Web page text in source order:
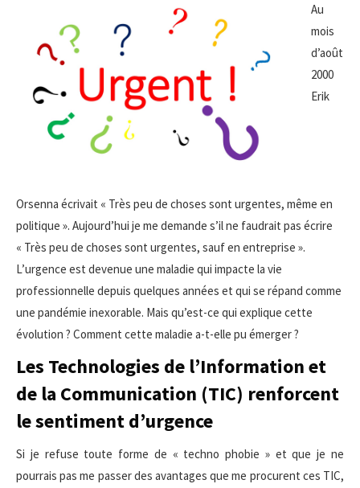
Au
mois
d’août
2000
Erik
Orsenna écrivait « Très peu de choses sont urgentes, même en
politique ». Aujourd’hui je me demande s’il ne faudrait pas écrire
« Très peu de choses sont urgentes, sauf en entreprise ».
L’urgence est devenue une maladie qui impacte la vie
professionnelle depuis quelques années et qui se répand comme
une pandémie inexorable. Mais qu’est-ce qui explique cette
évolution ? Comment cette maladie a-t-elle pu émerger ?
Les Technologies de l’Information et
de la Communication (TIC) renforcent
le sentiment d’urgence
Si je refuse toute forme de « techno phobie » et que je ne
pourrais pas me passer des avantages que me procurent ces TIC,